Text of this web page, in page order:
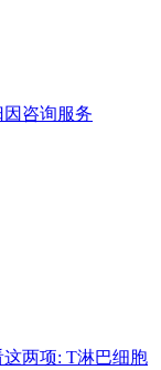
咨询服务
两项: T淋巴细胞